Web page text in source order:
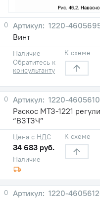
0
1220-
Винт
Наличие
Обратитесь к
консультанту
К схеме
0
1220-
Раскос МТЗ-1221
“ВЗТЗЧ”
Наличие
Цена с НДС
34 683 руб.
К схеме
0
1220-